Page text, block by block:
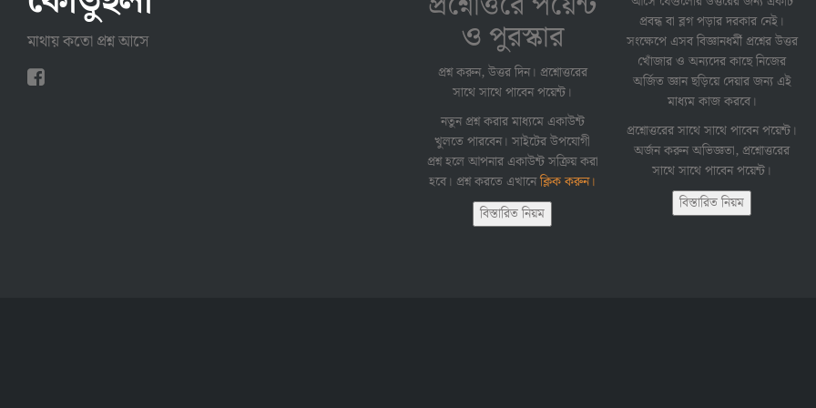
মাথায় কতো প্রশ্ন আসে ও পুরস্কার
প্রশ্ন করুন, উত্তর দিন। প্রশ্নোত্তরের
সাথে সাথে পাবেন পয়েন্ট।
নতুন প্রশ্ন করার মাধ্যমে একাউন্ট
খুলতে পারবেন। সাইটের উপযোগী
প্রশ্ন হলে আপনার একাউন্ট সক্রিয় করা
হবে। প্রশ্ন করতে এখানেক্লিক করুন।
বিস্তারিত নিয়ম
প্রবন্ধ বা ব্লগ পড়ার দরকার নেই।
সংক্ষেপে এসব বিজ্ঞানধর্মী প্রশ্নের উত্তর
খোঁজার ও অন্যদের কাছে নিজের
অর্জিত জ্ঞান ছড়িয়ে দেয়ার জন্য এই
মাধ্যম কাজ করবে।
প্রশ্নোত্তরের সাথে সাথে পাবেন পয়েন্ট।
অর্জন করুন অভিজ্ঞতা, প্রশ্নোত্তরের
সাথে সাথে পাবেন পয়েন্ট।
বিস্তারিত নিয়ম